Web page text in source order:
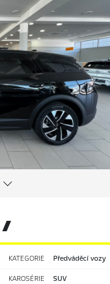
KATEGORIE Předváděcí vozy
KAROSÉRIE SUV